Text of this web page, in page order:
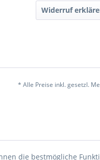
Widerruf
* Alle Preise inkl. gesetzl.
die bestmögliche